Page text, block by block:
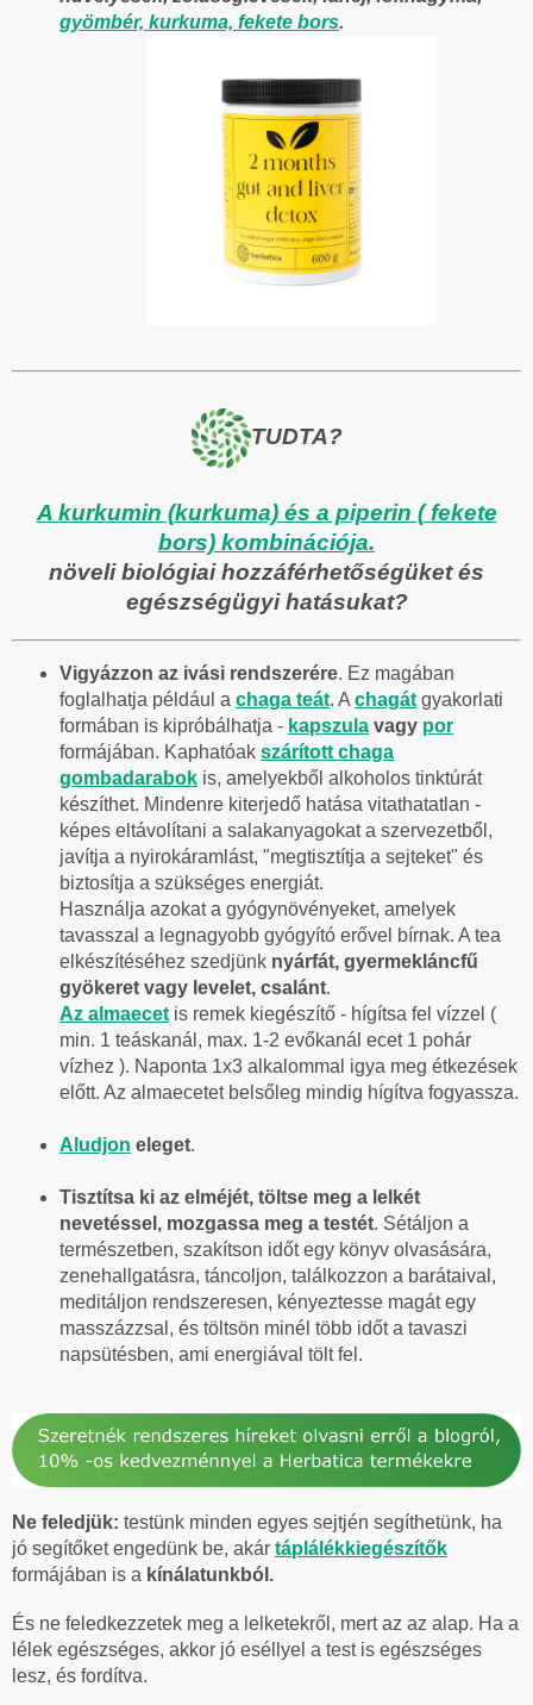
gyömbér, kurkuma, fekete bors.
TUDTA?
A kurkumin (kurkuma) és a piperin ( fekete
bors) kombinációja.
növeli biológiai hozzáférhetőségüket és
egészségügyi hatásukat?
Vigyázzon az ivási rendszerére. Ez magában
foglalhatja például a chaga teát. A chagát gyakorlati
formában is kipróbálhatja - kapszula vagy por
formájában. Kaphatóak szárított chaga
gombadarabok is, amelyekből alkoholos tinktúrát
készíthet. Mindenre kiterjedő hatása vitathatatlan -
képes eltávolítani a salakanyagokat a szervezetből,
javítja a nyirokáramlást, "megtisztítja a sejteket" és
biztosítja a szükséges energiát.
Használja azokat a gyógynövényeket, amelyek
tavasszal a legnagyobb gyógyító erővel bírnak. A tea
elkészítéséhez szedjünk nyárfát, gyermekláncfű
gyökeret vagy levelet, csalánt.
Az almaecet is remek kiegészítő - hígítsa fel vízzel (
min. 1 teáskanál, max. 1-2 evőkanál ecet 1 pohár
vízhez ). Naponta 1x3 alkalommal igya meg étkezések
előtt. Az almaecetet belsőleg mindig hígítva fogyassza.
Aludjon eleget.
Tisztítsa ki az elméjét, töltse meg a lelkét
nevetéssel, mozgassa meg a testét. Sétáljon a
természetben, szakítson időt egy könyv olvasására,
zenehallgatásra, táncoljon, találkozzon a barátaival,
meditáljon rendszeresen, kényeztesse magát egy
masszázzsal, és töltsön minél több időt a tavaszi
napsütésben, ami energiával tölt fel.
Ne feledjük: testünk minden egyes sejtjén segíthetünk, ha
jó segítőket engedünk be, akár táplálékkiegészítők
formájában is a kínálatunkból.
És ne feledkezzetek meg a lelketekről, mert az az alap. Ha a
lélek egészséges, akkor jó eséllyel a test is egészséges
lesz, és fordítva.